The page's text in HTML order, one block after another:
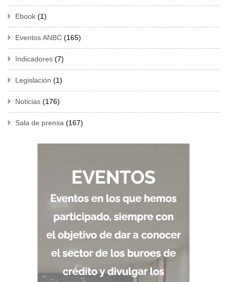
Ebook (1)
Eventos ANBC (165)
Indicadores (7)
Legislación (1)
Noticias (176)
Sala de prensa (167)